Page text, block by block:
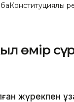
Конституциялық
өмір
жүрекпен